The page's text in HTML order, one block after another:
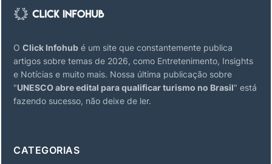
O Click Infohub é um site que constantemente publica
artigos sobre temas de 2026, como Entretenimento, Insights
e Notícias e muito mais. Nossa última publicação sobre
"UNESCO abre edital para qualificar turismo no Brasil" está
fazendo sucesso, não deixe de ler.
CATEGORIAS